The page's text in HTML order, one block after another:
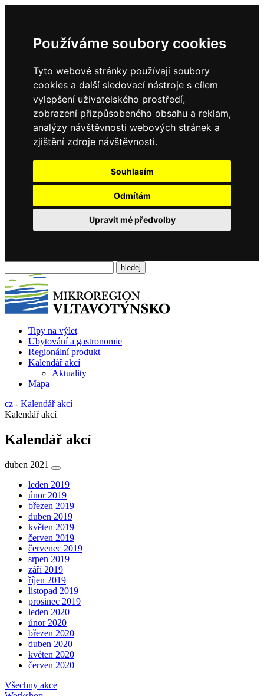
Používáme soubory cookies
Tyto webové stránky používají soubory
cookies a další sledovací nástroje s cílem
vylepšení uživatelského prostředí,
zobrazení přizpůsobeného obsahu a reklam,
analýzy návštěvnosti webových stránek a
zjištění zdroje návštěvnosti.
Souhlasím
Odmítám
Upravit mé předvolby
Tipy na výlet
Ubytování a gastronomie
Regionální produkt
Kalendář akcí
Aktuality
Mapa
cz - Kalendář akcí
Kalendář akcí
Kalendář akcí
duben 2021
leden 2019
únor 2019
březen 2019
duben 2019
květen 2019
červen 2019
červenec 2019
srpen 2019
září 2019
říjen 2019
listopad 2019
prosinec 2019
leden 2020
únor 2020
březen 2020
duben 2020
květen 2020
červen 2020
Všechny akce